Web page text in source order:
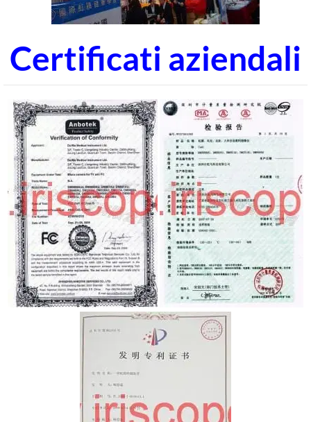
Certificati aziendali